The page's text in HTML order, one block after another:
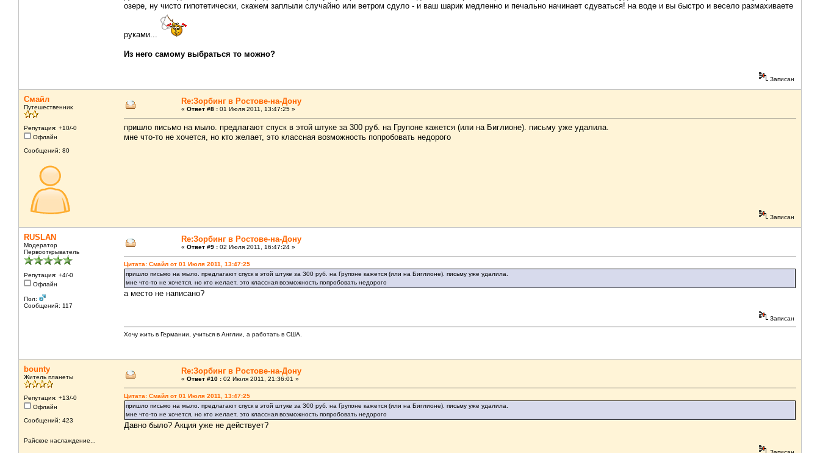
озере, ну чисто гипотетически, скажем заплыли случайно или ветром сдуло - и ваш шарик медленно и печально начинает сдуваться! на воде и вы быстро и весело размахиваете
руками...
Из него самому выбраться то можно?
Записан
Смайл
Путешественник
Репутация: +10/-0
Офлайн
Сообщений: 80
Re:Зорбинг в Ростове-на-Дону
« Ответ #8 : 01 Июля 2011, 13:47:25 »
пришло письмо на мыло. предлагают спуск в этой штуке за 300 руб. на Групоне кажется (или на Биглионе). письму уже удалила.
мне что-то не хочется, но кто желает, это классная возможность попробовать недорого
Записан
RUSLAN
Модератор
Первооткрыватель
Репутация: +4/-0
Офлайн
Пол:
Сообщений: 117
Re:Зорбинг в Ростове-на-Дону
« Ответ #9 : 02 Июля 2011, 16:47:24 »
Цитата: Смайл от 01 Июля 2011, 13:47:25
пришло письмо на мыло. предлагают спуск в этой штуке за 300 руб. на Групоне кажется (или на Биглионе). письму уже удалила.
мне что-то не хочется, но кто желает, это классная возможность попробовать недорого
а место не написано?
Записан
Хочу жить в Германии, учиться в Англии, а работать в США.
bounty
Житель планеты
Репутация: +13/-0
Офлайн
Сообщений: 423
Райское наслаждение...
Re:Зорбинг в Ростове-на-Дону
« Ответ #10 : 02 Июля 2011, 21:36:01 »
Цитата: Смайл от 01 Июля 2011, 13:47:25
пришло письмо на мыло. предлагают спуск в этой штуке за 300 руб. на Групоне кажется (или на Биглионе). письму уже удалила.
мне что-то не хочется, но кто желает, это классная возможность попробовать недорого
Давно было? Акция уже не действует?